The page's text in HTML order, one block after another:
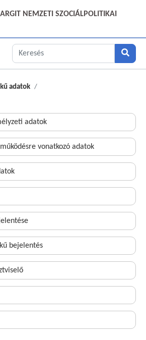
NEMZETI SZOCIÁLPOLITIKAI
adatok
adatok
vonatkozó adatok
bejelentés